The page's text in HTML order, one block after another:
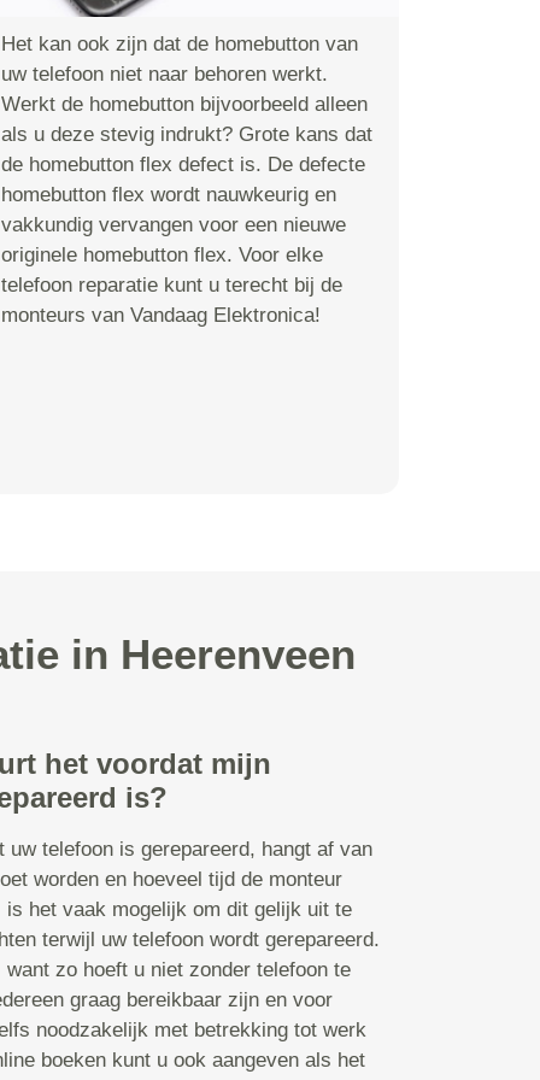
Het kan ook zijn dat de homebutton van
uw telefoon niet naar behoren werkt.
Werkt de homebutton bijvoorbeeld alleen
als u deze stevig indrukt? Grote kans dat
de homebutton flex defect is. De defecte
homebutton flex wordt nauwkeurig en
vakkundig vervangen voor een nieuwe
originele homebutton flex. Voor elke
telefoon reparatie kunt u terecht bij de
monteurs van Vandaag Elektronica!
in Heerenveen
het voordat mijn
is?
uw telefoon is gerepareerd, hangt af van
worden en hoeveel tijd de monteur
het vaak mogelijk om dit gelijk uit te
terwijl uw telefoon wordt gerepareerd.
zo hoeft u niet zonder telefoon te
graag bereikbaar zijn en voor
noodzakelijk met betrekking tot werk
boeken kunt u ook aangeven als het